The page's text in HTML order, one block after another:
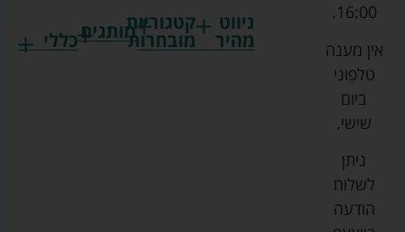
ניווט
מהיר
קטגוריות
מובחרותמותגים
גרקו
כללי
16:00.
אין מענה
טלפוני
ביום
שישי.
ניתן
לשלוח
הודעה